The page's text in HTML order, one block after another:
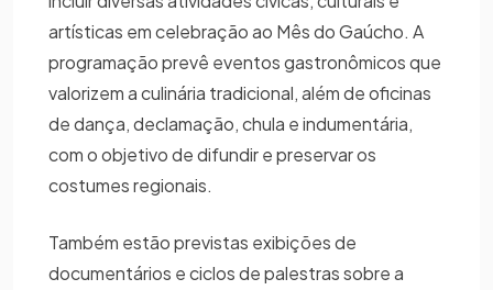
artísticas em celebração ao Mês do Gaúcho. A
programação prevê eventos gastronômicos que
valorizem a culinária tradicional, além de oficinas
de dança, declamação, chula e indumentária,
com o objetivo de difundir e preservar os
costumes regionais.
Também estão previstas exibições de
documentários e ciclos de palestras sobre a